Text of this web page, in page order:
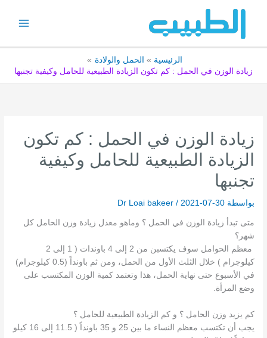
الرئيسية
الحمل والولادة
زيادة الوزن في الحمل : كم تكون الزيادة الطبيعية للحامل وكيفية تجنبها
زيادة الوزن في الحمل : كم تكون
الزيادة الطبيعية للحامل وكيفية
تجنبها
بواسطة Dr Loai bakeer / 2021-07-30
متى تبدأ زيادة الوزن في الحمل ؟ وماهو معدل زيادة وزن الحامل كل
شهر؟
معظم الحوامل سوف يكتسبن من 2 إلى 4 باوندات ( 1 إلى 2
كيلوجرام ) خلال الثلث الأول من الحمل، ومن ثم باونداً (0.5 كيلوجرام)
في الأسبوع حتى نهاية الحمل، هذا وتعتمد كمية الوزن المكتسب على
وضع المرأة.
كم يزيد وزن الحامل ؟ و كم الزيادة الطبيعية للحامل ؟
يجب أن تكتسب معظم النساء ما بين 25 و 35 باونداً ( 11.5 إلى 16 كيلو